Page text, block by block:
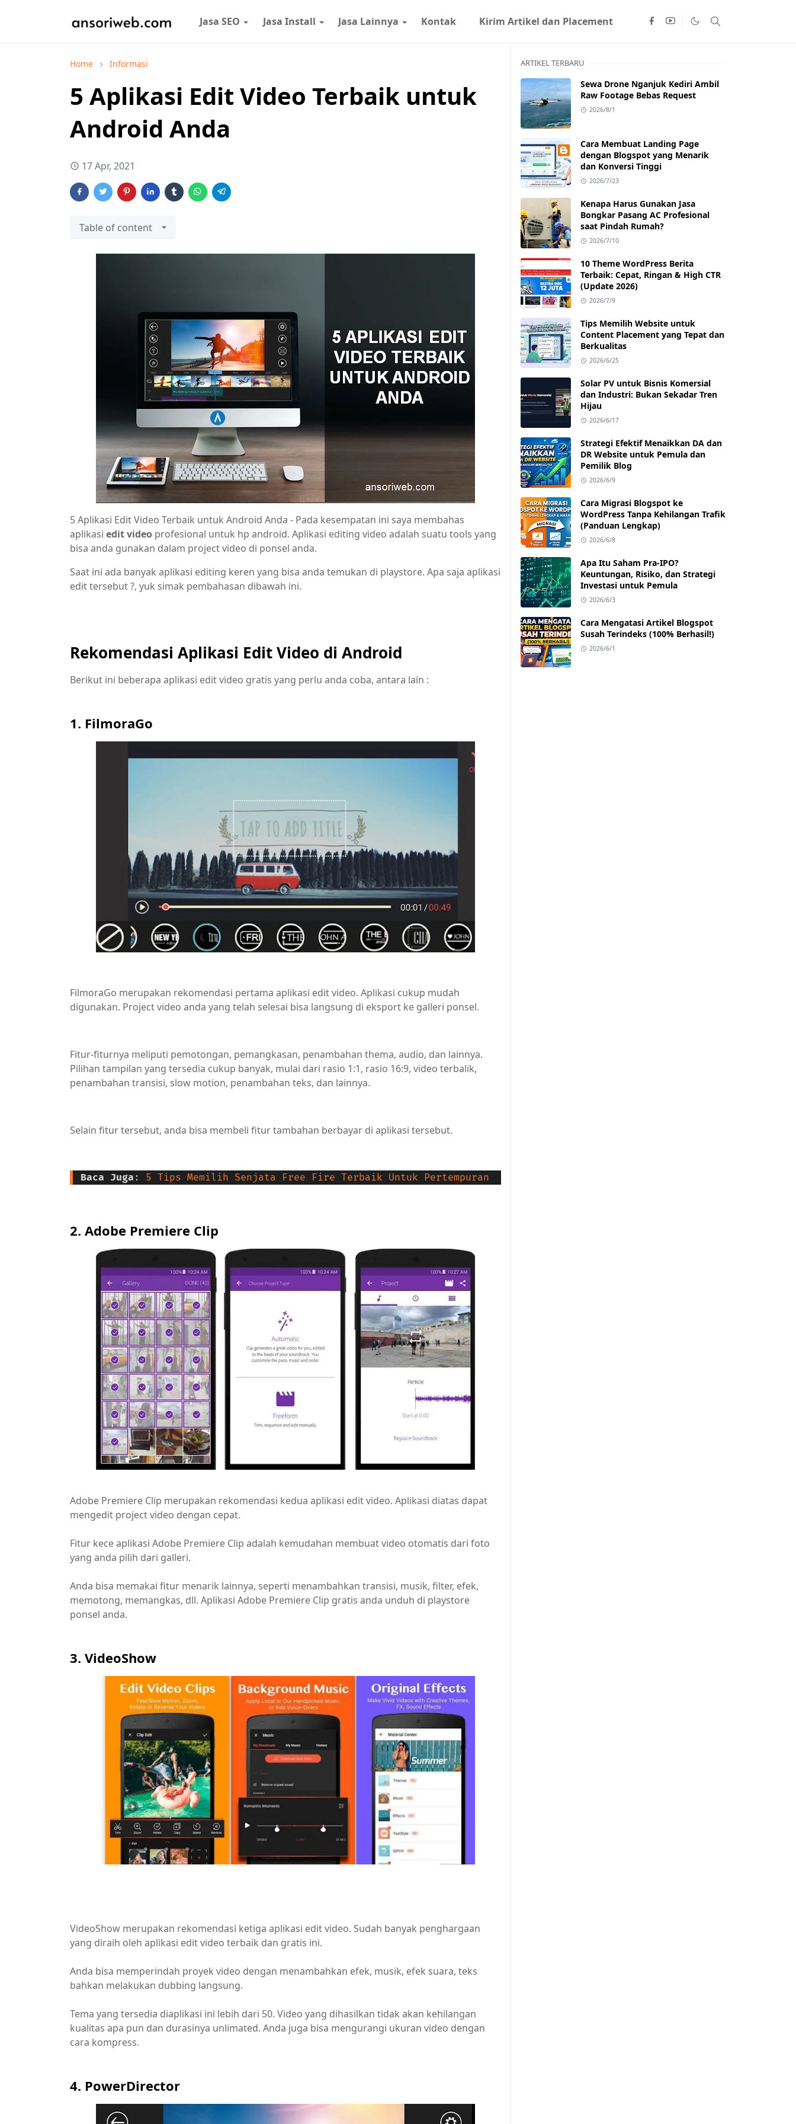
Jasa SEO Jasa Install Jasa Lainnya Kontak Kirim Artikel dan Placement
Home Informasi
5 Aplikasi Edit Video Terbaik untuk
Android Anda
17 Apr, 2021
Table of content
5 Aplikasi Edit Video Terbaik untuk Android Anda - Pada kesempatan ini saya membahas
aplikasi edit video profesional untuk hp android. Aplikasi editing video adalah suatu tools yang
bisa anda gunakan dalam project video di ponsel anda.
Saat ini ada banyak aplikasi editing keren yang bisa anda temukan di playstore. Apa saja aplikasi
edit tersebut ?, yuk simak pembahasan dibawah ini.
Rekomendasi Aplikasi Edit Video di Android
Berikut ini beberapa aplikasi edit video gratis yang perlu anda coba, antara lain :
1. FilmoraGo
FilmoraGo merupakan rekomendasi pertama aplikasi edit video. Aplikasi cukup mudah
digunakan. Project video anda yang telah selesai bisa langsung di eksport ke galleri ponsel.
Fitur-fiturnya meliputi pemotongan, pemangkasan, penambahan thema, audio, dan lainnya.
Pilihan tampilan yang tersedia cukup banyak, mulai dari rasio 1:1, rasio 16:9, video terbalik,
penambahan transisi, slow motion, penambahan teks, dan lainnya.
Selain fitur tersebut, anda bisa membeli fitur tambahan berbayar di aplikasi tersebut.
Baca Juga : 5 Tips Memilih Senjata Free Fire Terbaik Untuk Pertempuran
2. Adobe Premiere Clip
Adobe Premiere Clip merupakan rekomendasi kedua aplikasi edit video. Aplikasi diatas dapat
mengedit project video dengan cepat.
Fitur kece aplikasi Adobe Premiere Clip adalah kemudahan membuat video otomatis dari foto
yang anda pilih dari galleri.
Anda bisa memakai fitur menarik lainnya, seperti menambahkan transisi, musik, filter, efek,
memotong, memangkas, dll. Aplikasi Adobe Premiere Clip gratis anda unduh di playstore
ponsel anda.
3. VideoShow
VideoShow merupakan rekomendasi ketiga aplikasi edit video. Sudah banyak penghargaan
yang diraih oleh aplikasi edit video terbaik dan gratis ini.
Anda bisa memperindah proyek video dengan menambahkan efek, musik, efek suara, teks
bahkan melakukan dubbing langsung.
Tema yang tersedia diaplikasi ini lebih dari 50. Video yang dihasilkan tidak akan kehilangan
kualitas apa pun dan durasinya unlimated. Anda juga bisa mengurangi ukuran video dengan
cara kompress.
4. PowerDirector
ARTIKEL TERBARU
Sewa Drone Nganjuk Kediri Ambil
Raw Footage Bebas Request
2026/8/1
Cara Membuat Landing Page
dengan Blogspot yang Menarik
dan Konversi Tinggi
2026/7/23
Kenapa Harus Gunakan Jasa
Bongkar Pasang AC Profesional
saat Pindah Rumah?
2026/7/10
10 Theme WordPress Berita
Terbaik: Cepat, Ringan & High CTR
(Update 2026)
2026/7/9
Tips Memilih Website untuk
Content Placement yang Tepat dan
Berkualitas
2026/6/25
Solar PV untuk Bisnis Komersial
dan Industri: Bukan Sekadar Tren
Hijau
2026/6/17
Strategi Efektif Menaikkan DA dan
DR Website untuk Pemula dan
Pemilik Blog
2026/6/9
Cara Migrasi Blogspot ke
WordPress Tanpa Kehilangan Trafik
(Panduan Lengkap)
2026/6/8
Apa Itu Saham Pra-IPO?
Keuntungan, Risiko, dan Strategi
Investasi untuk Pemula
2026/6/3
Cara Mengatasi Artikel Blogspot
Susah Terindeks (100% Berhasil!)
2026/6/1